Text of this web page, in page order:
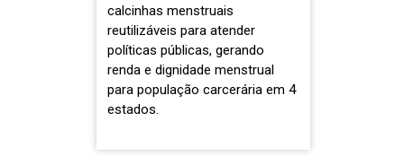
calcinhas menstruais
reutilizáveis para atender
políticas públicas, gerando
renda e dignidade menstrual
para população carcerária em 4
estados.